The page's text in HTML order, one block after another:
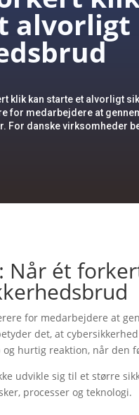
alvorligt
klik kan starte et alvorligt
for medarbejdere at
For danske virksomheder
Når ét
for medarbejdere at
det, at
hurtig reaktion, når den
udvikle sig til et større
processer og teknologi.